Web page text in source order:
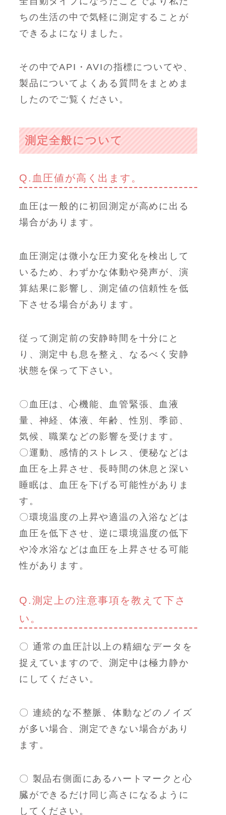
ちの生活の中で気軽に測定することが
できるよになりました。
その中でAPI・AVIの指標についてや、
製品についてよくある質問をまとめま
したのでご覧ください。
測定全般について
Q.血圧値が高く出ます。
血圧は一般的に初回測定が高めに出る
場合があります。
血圧測定は微小な圧力変化を検出して
いるため、わずかな体動や発声が、演
算結果に影響し、測定値の信頼性を低
下させる場合があります。
従って測定前の安静時間を十分にと
り、測定中も息を整え、なるべく安静
状態を保って下さい。
〇血圧は、心機能、血管緊張、血液
量、神経、体液、年齢、性別、季節、
気候、職業などの影響を受けます。
〇運動、感情的ストレス、便秘などは
血圧を上昇させ、長時間の休息と深い
睡眠は、血圧を下げる可能性がありま
す。
〇環境温度の上昇や適温の入浴などは
血圧を低下させ、逆に環境温度の低下
や冷水浴などは血圧を上昇させる可能
性があります。
Q.測定上の注意事項を教えて下さ
い。
〇 通常の血圧計以上の精細なデータを
捉えていますので、測定中は極力静か
にしてください。
〇 連続的な不整脈、体動などのノイズ
が多い場合、測定できない場合があり
ます。
〇 製品右側面にあるハートマークと心
臓ができるだけ同じ高さになるように
してください。